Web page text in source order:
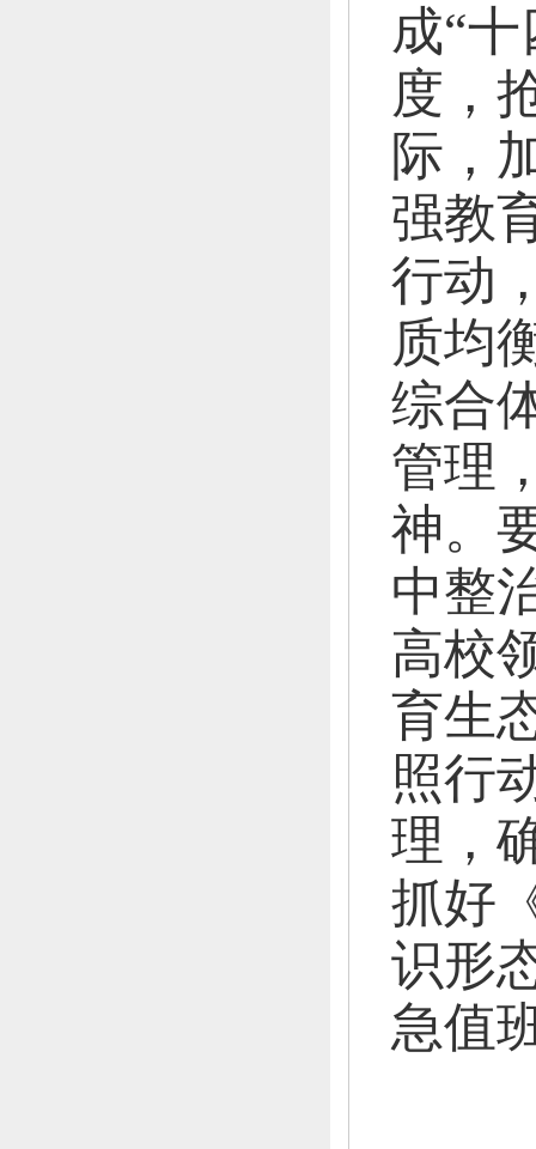
成“
度，
际，
强教
行动
质均
综合
管理
神。
中整
高校
育生
照行
理，
抓好
识形
急值